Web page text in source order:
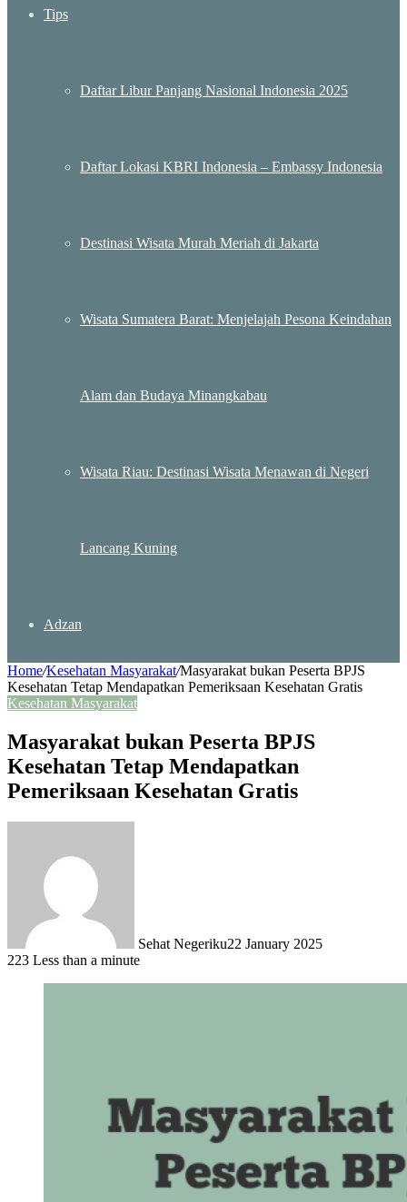
Tips
Daftar Libur Panjang Nasional Indonesia 2025
Daftar Lokasi KBRI Indonesia – Embassy Indonesia
Destinasi Wisata Murah Meriah di Jakarta
Wisata Sumatera Barat: Menjelajah Pesona Keindahan
Alam dan Budaya Minangkabau
Wisata Riau: Destinasi Wisata Menawan di Negeri
Lancang Kuning
Adzan
Home/Kesehatan Masyarakat/Masyarakat bukan Peserta BPJS
Kesehatan Tetap Mendapatkan Pemeriksaan Kesehatan Gratis
Kesehatan Masyarakat
Masyarakat bukan Peserta BPJS
Kesehatan Tetap Mendapatkan
Pemeriksaan Kesehatan Gratis
Sehat Negeriku22 January 2025
223 Less than a minute